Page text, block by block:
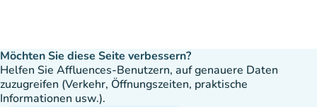
Möchten Sie diese Seite verbessern?
Helfen Sie Affluences-Benutzern, auf genauere Daten
zuzugreifen (Verkehr, Öffnungszeiten, praktische
Informationen usw.).